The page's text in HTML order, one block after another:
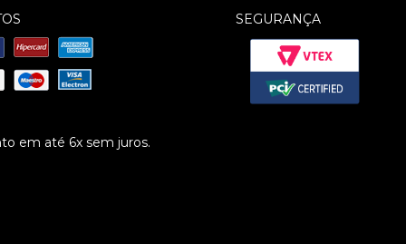
em até 6x sem juros.
SEGURANÇA